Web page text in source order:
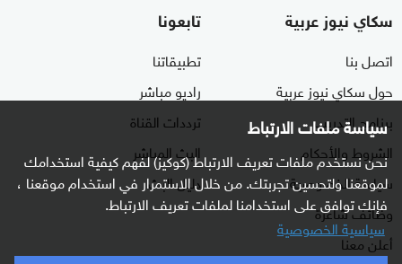
سياسة ملفات الارتباط
نحن نستخدم ملفات تعريف الارتباط (كوكيز) لفهم كيفية استخدامك
لموقعنا ولتحسين تجربتك. من خلال الاستمرار في استخدام موقعنا ،
فإنك توافق على استخدامنا لملفات تعريف الارتباط.
سياسية الخصوصية
سكاي نيوز عربية
اتصل بنا
حول سكاي نيوز عربية
برنامج التدريب
الشروط والأحكام
سياسة الخصوصية
وظائف شاغرة
أعلن معنا
تابعونا
تطبيقاتنا
راديو مباشر
ترددات القناة
البث المباشر
دليل البث